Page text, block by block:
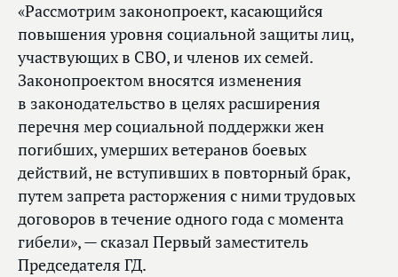
«Рассмотрим законопроект, касающийся
повышения уровня социальной защиты лиц,
участвующих в СВО, и членов их семей.
Законопроектом вносятся изменения
в законодательство в целях расширения
перечня мер социальной поддержки жен
погибших, умерших ветеранов боевых
действий, не вступивших в повторный брак,
путем запрета расторжения с ними трудовых
договоров в течение одного года с момента
гибели», — сказал Первый заместитель
Председателя ГД.